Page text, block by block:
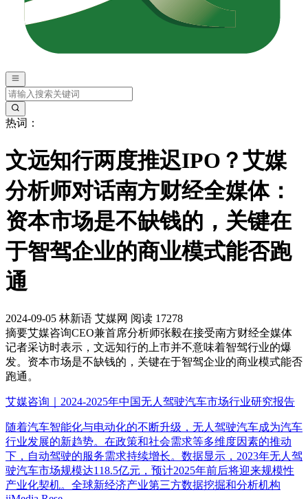
热词：
文远知行两度推迟IPO？艾媒
分析师对话南方财经全媒体：
资本市场是不缺钱的，关键在
于智驾企业的商业模式能否跑
通
2024-09-05 林新语 艾媒网 阅读 17278
摘要艾媒咨询CEO兼首席分析师张毅在接受南方财经全媒体
记者采访时表示，文远知行的上市并不意味着智驾行业的爆
发。资本市场是不缺钱的，关键在于智驾企业的商业模式能否
跑通。
艾媒咨询｜2024-2025年中国无人驾驶汽车市场行业研究报告
随着汽车智能化与电动化的不断升级，无人驾驶汽车成为汽车
行业发展的新趋势。在政策和社会需求等多维度因素的推动
下，自动驾驶的服务需求持续增长。数据显示，2023年无人驾
驶汽车市场规模达118.5亿元，预计2025年前后将迎来规模性
产业化契机。全球新经济产业第三方数据挖掘和分析机构